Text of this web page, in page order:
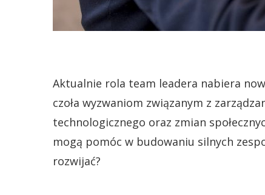
Aktualnie rola team leadera nabiera
czoła wyzwaniom związanym z
technologicznego oraz zmian
mogą pomóc w budowaniu silnych
rozwijać?